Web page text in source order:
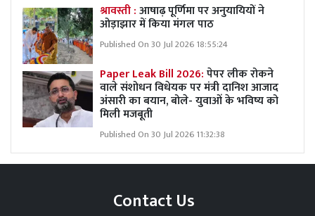
श्रावस्ती :आषाढ़ पूर्णिमा पर अनुयायियों ने
ओड़ाझार में किया मंगल पाठ
Published On 30 Jul 2026 18:55:24
Paper Leak Bill 2026:पेपर लीक रोकने
वाले संशोधन विधेयक पर मंत्री दानिश आजाद
अंसारी का बयान, बोले- युवाओं के भविष्य को
मिली मजबूती
Published On 30 Jul 2026 11:32:38
Contact Us